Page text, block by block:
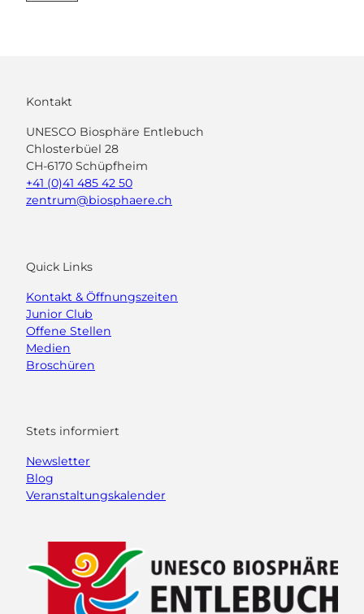
Kontakt
UNESCO Biosphäre Entlebuch
Chlosterbüel 28
CH-6170 Schüpfheim
+41 (0)41 485 42 50
zentrum@biosphaere.ch
Quick Links
Kontakt & Öffnungszeiten
Junior Club
Offene Stellen
Medien
Broschüren
Stets informiert
Newsletter
Blog
Veranstaltungskalender